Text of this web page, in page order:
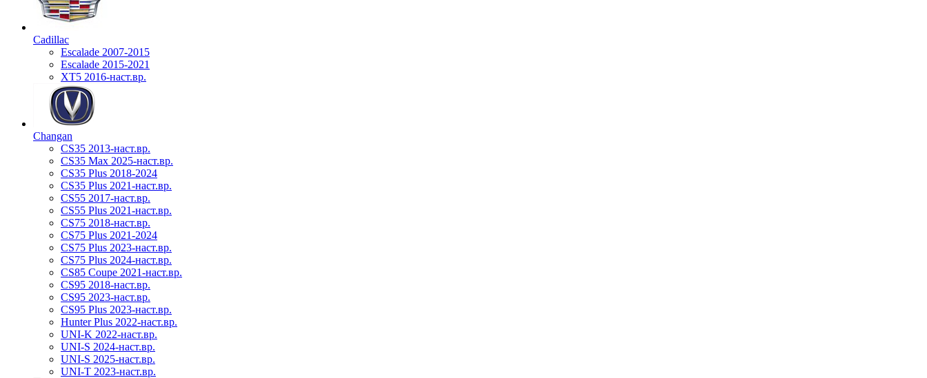
Cadillac
Escalade 2007-2015
Escalade 2015-2021
XT5 2016-наст.вр.
Changan
CS35 2013-наст.вр.
CS35 Max 2025-наст.вр.
CS35 Plus 2018-2024
CS35 Plus 2021-наст.вр.
CS55 2017-наст.вр.
CS55 Plus 2021-наст.вр.
CS75 2018-наст.вр.
CS75 Plus 2021-2024
CS75 Plus 2023-наст.вр.
CS75 Plus 2024-наст.вр.
CS85 Coupe 2021-наст.вр.
CS95 2018-наст.вр.
CS95 2023-наст.вр.
CS95 Plus 2023-наст.вр.
Hunter Plus 2022-наст.вр.
UNI-K 2022-наст.вр.
UNI-S 2024-наст.вр.
UNI-S 2025-наст.вр.
UNI-T 2023-наст.вр.